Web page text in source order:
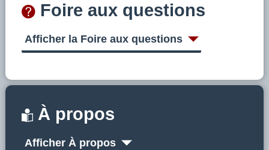
Foire aux questions
Afficher la Foire aux questions
À propos
Afficher À propos